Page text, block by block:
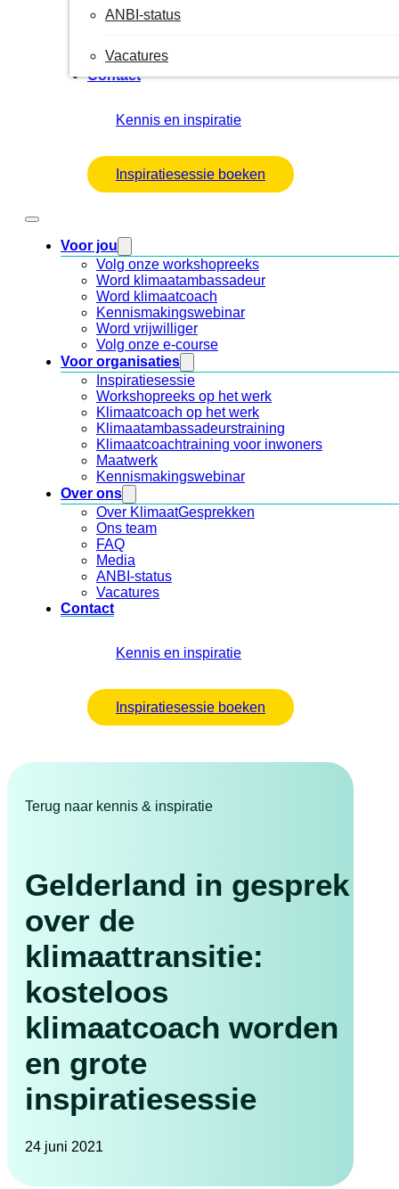
ANBI-status
Vacatures
Contact
Kennis en inspiratie
Inspiratiesessie boeken
Voor jou
Volg onze workshopreeks
Word klimaatambassadeur
Word klimaatcoach
Kennismakingswebinar
Word vrijwilliger
Volg onze e-course
Voor organisaties
Inspiratiesessie
Workshopreeks op het werk
Klimaatcoach op het werk
Klimaatambassadeurstraining
Klimaatcoachtraining voor inwoners
Maatwerk
Kennismakingswebinar
Over ons
Over KlimaatGesprekken
Ons team
FAQ
Media
ANBI-status
Vacatures
Contact
Kennis en inspiratie
Inspiratiesessie boeken
Terug naar kennis & inspiratie
Gelderland in gesprek
over de
klimaattransitie:
kosteloos
klimaatcoach worden
en grote
inspiratiesessie
24 juni 2021